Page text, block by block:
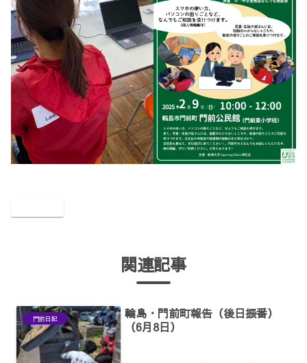
関連記事
門前日記
輪島・門前町報告（後日振番）
（6月8日）